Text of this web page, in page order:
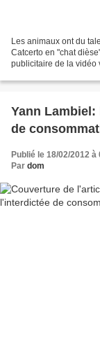
Les animaux ont du
Catcerto en "chat
publicitaire de la vidéo
Yann
de
Publié le 18/02/2012 à
Par dom